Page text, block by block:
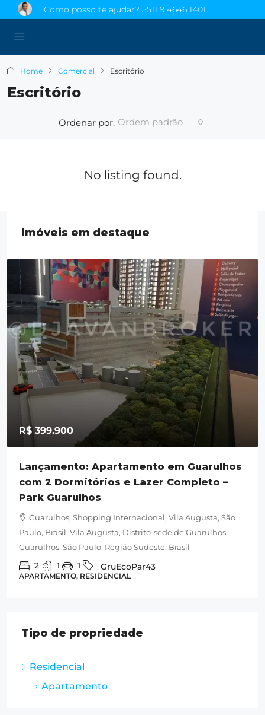
Como posso te ajudar? 5511 9 4646 1401
Home Comercial Escritório
Escritório
Ordenar por: Ordem padrão
No listing found.
Imóveis em destaque
R$ 399.900
Lançamento: Apartamento em Guarulhos
com 2 Dormitórios e Lazer Completo –
Park Guarulhos
Guarulhos, Shopping Internacional, Vila Augusta, São
Paulo, Brasil, Vila Augusta, Distrito-sede de Guarulhos,
Guarulhos, São Paulo, Região Sudeste, Brasil
2 1 1 GruEcoPar43
APARTAMENTO, RESIDENCIAL
Tipo de propriedade
Residencial
Apartamento